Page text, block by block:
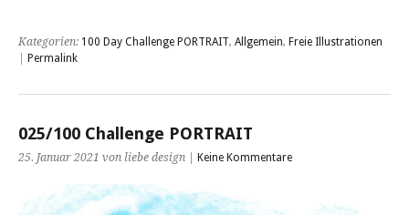
Kategorien: 100 Day Challenge PORTRAIT, Allgemein, Freie Illustrationen
Permalink
025/100 Challenge PORTRAIT
25. Januar 2021 von liebe design | Keine Kommentare